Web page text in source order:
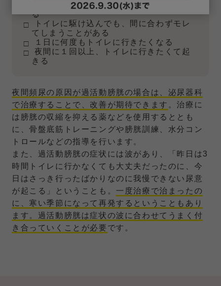
突然、我慢できないほどの尿意に襲われ
る
トイレに駆け込んでも、間に合わずモレ
てしまうことがある
１日に何度もトイレに行きたくなる
夜間に１回以上、トイレに行きたくて起
きる
夜間頻尿の原因が過活動膀胱の場合は、泌尿器科
で治療することで、改善が期待できます 。治療に
は膀胱の収縮を抑える薬などを使用するととも
に、骨盤底筋トレーニングや膀胱訓練、水分コン
トロールなどの指導を行います。
また、過活動膀胱の症状には波があり、「昨日は3
時間トイレに行かなくても大丈夫だったのに、今
日はさっき行ったばかりなのに我慢できない尿意
が起こる」ということも。 一度治療で治まったの
に、寒い季節になって再発するということもあり
ます。過活動膀胱は症状の波に合わせてうまく付
き合っていくことが必要 です。